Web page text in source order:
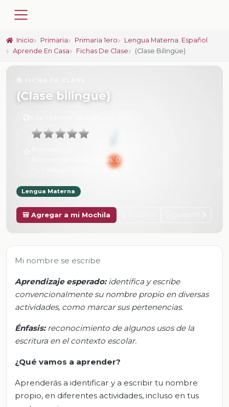
Inicio Primaria Primaria 1ero
Lengua Materna. Español
Aprende En Casa
Fichas De Clase (Clase Bilingüe)
(Clase bilingüe)
Número de valoraciones:0
Sin calificar
Lengua Materna
🎒 Agregar a mi Mochila
Mi nombre se escribe
Aprendizaje esperado:identifica y escribe
convencionalmente su nombre propio en diversas
actividades, como marcar sus pertenencias.
Énfasis:reconocimiento de algunos usos de la
escritura en el contexto escolar.
¿Qué vamos a aprender?
Aprenderás a identificar y a escribir tu nombre
propio, en diferentes actividades, incluso en tus